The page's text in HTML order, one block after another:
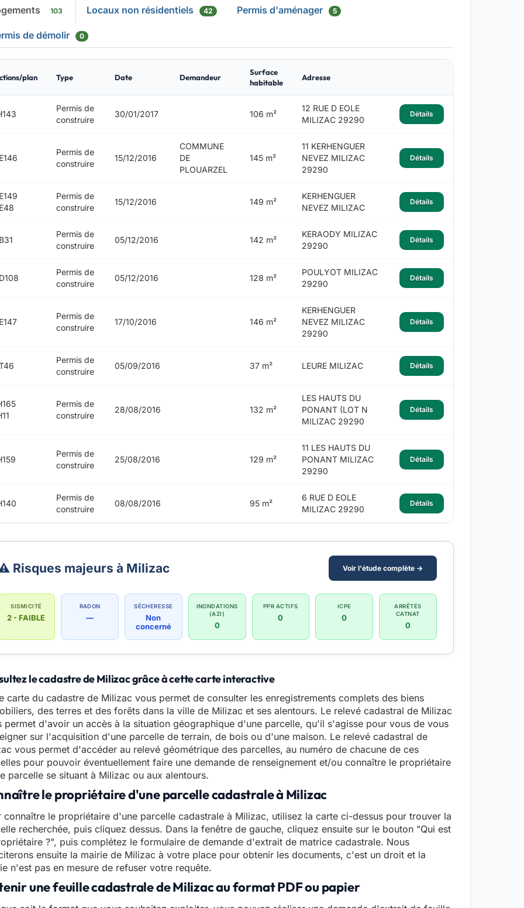
103 Locaux non résidentiels 42 Permis d'aménager 5
de démolir 0
plan Type Date Demandeur
Surface
habitable
Adresse
Permis de
construire
30/01/2017 106 m²
12 RUE D EOLE
MILIZAC 29290
Détails
Permis de
construire
15/12/2016
COMMUNE
DE
PLOUARZEL
145 m²
11 KERHENGUER
NEVEZ MILIZAC
29290
Détails
Permis de
construire
15/12/2016 149 m²
KERHENGUER
NEVEZ MILIZAC
Détails
Permis de
construire
05/12/2016 142 m²
KERAODY MILIZAC
29290
Détails
Permis de
construire
05/12/2016 128 m²
POULYOT MILIZAC
29290
Détails
Permis de
construire
17/10/2016 146 m²
KERHENGUER
NEVEZ MILIZAC
29290
Détails
Permis de
construire
05/09/2016 37 m² LEURE MILIZAC Détails
Permis de
construire
28/08/2016 132 m²
LES HAUTS DU
PONANT (LOT N
MILIZAC 29290
Détails
Permis de
construire
25/08/2016 129 m²
11 LES HAUTS DU
PONANT MILIZAC
29290
Détails
Permis de
construire
08/08/2016 95 m²
6 RUE D EOLE
MILIZAC 29290
Détails
Risques majeurs à Milizac Voir l'étude complète →
SISMICITÉ
2 - FAIBLE
RADON
—
SÉCHERESSE
Non
concerné
INONDATIONS
(AZI)
0
PPR ACTIFS
0
ICPE
0
ARRÊTÉS
CATNAT
0
le cadastre de Milizac grâce à cette carte interactive
carte du cadastre de Milizac vous permet de consulter les enregistrements complets des biens
des terres et des forêts dans la ville de Milizac et ses alentours. Le relevé cadastral de Milizac
permet d'avoir un accès à la situation géographique d'une parcelle, qu'il s'agisse pour vous de vous
sur l'acquisition d'une parcelle de terrain, de bois ou d'une maison. Le relevé cadastral de
vous permet d'accéder au relevé géométrique des parcelles, au numéro de chacune de ces
pour pouvoir éventuellement faire une demande de renseignement et/ou connaître le propriétaire
parcelle se situant à Milizac ou aux alentours.
le propriétaire d'une parcelle cadastrale à Milizac
connaître le propriétaire d'une parcelle cadastrale à Milizac, utilisez la carte ci-dessus pour trouver la
recherchée, puis cliquez dessus. Dans la fenêtre de gauche, cliquez ensuite sur le bouton "Qui est
?", puis complétez le formulaire de demande d'extrait de matrice cadastrale. Nous
ensuite la mairie de Milizac à votre place pour obtenir les documents, c'est un droit et la
n'est pas en mesure de refuser votre requête.
une feuille cadastrale de Milizac au format PDF ou papier